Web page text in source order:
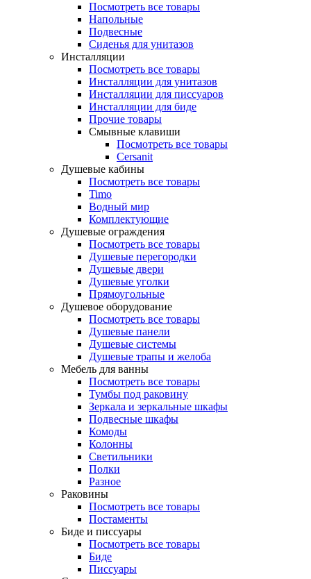
Посмотреть все товары
Напольные
Подвесные
Сиденья для унитазов
Инсталляции
Посмотреть все товары
Инсталляции для унитазов
Инсталляции для писсуаров
Инсталляции для биде
Прочие товары
Смывные клавиши
Посмотреть все товары
Cersanit
Душевые кабины
Посмотреть все товары
Timo
Водный мир
Комплектующие
Душевые ограждения
Посмотреть все товары
Душевые перегородки
Душевые двери
Душевые уголки
Прямоугольные
Душевое оборудование
Посмотреть все товары
Душевые панели
Душевые системы
Душевые трапы и желоба
Мебель для ванны
Посмотреть все товары
Тумбы под раковину
Зеркала и зеркальные шкафы
Подвесные шкафы
Комоды
Колонны
Светильники
Полки
Разное
Раковины
Посмотреть все товары
Постаменты
Биде и писсуары
Посмотреть все товары
Биде
Писсуары